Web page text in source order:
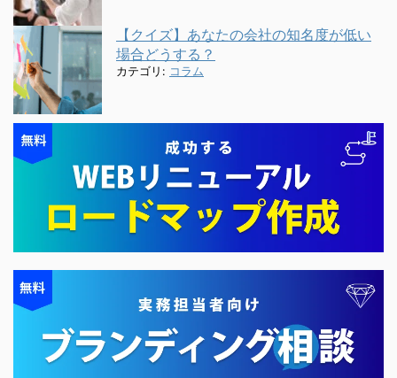
【クイズ】あなたの会社の知名度が低い
場合どうする？
カテゴリ: コラム